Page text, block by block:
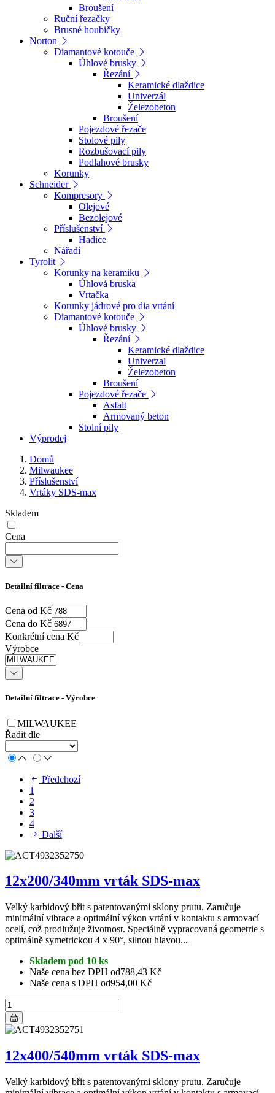
Broušení
Ruční řezačky
Brusné houbičky
Norton
Diamantové kotouče
Úhlové brusky
Řezání
Keramické dlaždice
Univerzál
Železobeton
Broušení
Pojezdové řezače
Stolové pily
Rozbušovací pily
Podlahové brusky
Korunky
Schneider
Kompresory
Olejové
Bezolejové
Příslušenství
Hadice
Nářadí
Tyrolit
Korunky na keramiku
Úhlová bruska
Vrtačka
Korunky jádrové pro dia vrtání
Diamantové kotouče
Úhlové brusky
Řezání
Keramické dlaždice
Univerzal
Železobeton
Broušení
Pojezdové řezače
Asfalt
Armovaný beton
Stolní pily
Výprodej
Domů
Milwaukee
Příslušenství
Vrtáky SDS-max
Skladem
Cena
Detailní filtrace - Cena
Cena od Kč
Cena do Kč
Konkrétní cena Kč
Výrobce
Detailní filtrace - Výrobce
MILWAUKEE
Řadit dle
Předchozí
1
2
3
4
Další
12x200/340mm vrták SDS-max
Velký karbidový břit s patentovanými sklony prutu. Zaručuje
minimální vibrace a optimální výkon vrtání v kontaktu s armovací
ocelí, což prodlužuje životnost. Speciálně vypracovaná geometrie s
optimálně symetrickou 4 x 90°, silnou hlavou...
Skladem pod 10 ks
Naše cena bez DPH od788,43 Kč
Naše cena s DPH od954,00 Kč
12x400/540mm vrták SDS-max
Velký karbidový břit s patentovanými sklony prutu. Zaručuje